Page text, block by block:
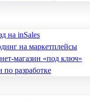
на inSales
на маркетплейсы
магазин «под ключ»
по разработке